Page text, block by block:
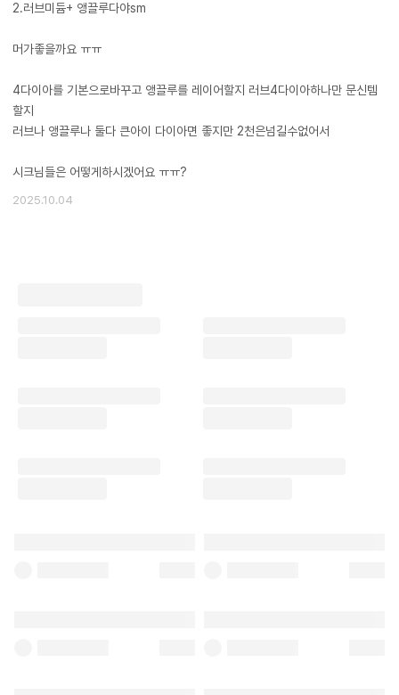
2.러브미듐+ 앵끌루다야sm
​머가좋을까요 ㅠㅠ
4다이아를 기본으로바꾸고 앵끌루를 레이어할지 러브4다이아하나만 문신템
할지
러브나 앵끌루나 둘다 큰아이 다이아면 좋지만 2천은넘길수없어서
시크님들은 어떻게하시겠어요 ㅠㅠ?
2025.10.04